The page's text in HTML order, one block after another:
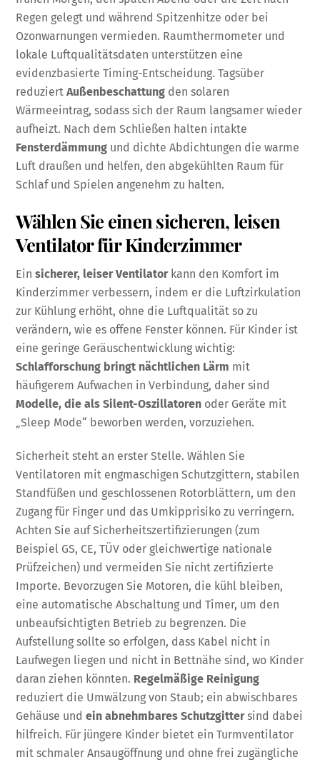
Regen gelegt und während Spitzenhitze oder bei
Ozonwarnungen vermieden. Raumthermometer und
lokale Luftqualitätsdaten unterstützen eine
evidenzbasierte Timing-Entscheidung. Tagsüber
reduziertAußenbeschattung den solaren
Wärmeeintrag, sodass sich der Raum langsamer wieder
aufheizt. Nach dem Schließen halten intakte
Fensterdämmung und dichte Abdichtungen die warme
Luft draußen und helfen, den abgekühlten Raum für
Schlaf und Spielen angenehm zu halten.
Wählen Sie einen sicheren, leisen
Ventilator für Kinderzimmer
Einsicherer, leiser Ventilatorkann den Komfort im
Kinderzimmer verbessern, indem er die Luftzirkulation
zur Kühlung erhöht, ohne die Luftqualität so zu
verändern, wie es offene Fenster können. Für Kinder ist
eine geringe Geräuschentwicklung wichtig:
Schlafforschung bringt nächtlichen Lärm mit
häufigerem Aufwachen in Verbindung, daher sind
Modelle, die als Silent-Oszillatoren oder Geräte mit
„Sleep Mode“ beworben werden, vorzuziehen.
Sicherheit steht an erster Stelle. Wählen Sie
Ventilatoren mit engmaschigen Schutzgittern, stabilen
Standfüßen und geschlossenen Rotorblättern, um den
Zugang für Finger und das Umkipprisiko zu verringern.
Achten Sie auf Sicherheitszertifizierungen (zum
Beispiel GS, CE, TÜV oder gleichwertige nationale
Prüfzeichen) und vermeiden Sie nicht zertifizierte
Importe. Bevorzugen Sie Motoren, die kühl bleiben,
eine automatische Abschaltung und Timer, um den
unbeaufsichtigten Betrieb zu begrenzen. Die
Aufstellung sollte so erfolgen, dass Kabel nicht in
Laufwegen liegen und nicht in Bettnähe sind, wo Kinder
daran ziehen könnten. Regelmäßige Reinigung
reduziert die Umwälzung von Staub; ein abwischbares
Gehäuse undein abnehmbares Schutzgittersind dabei
hilfreich. Für jüngere Kinder bietet ein Turmventilator
mit schmaler Ansaugöffnung und ohne frei zugängliche